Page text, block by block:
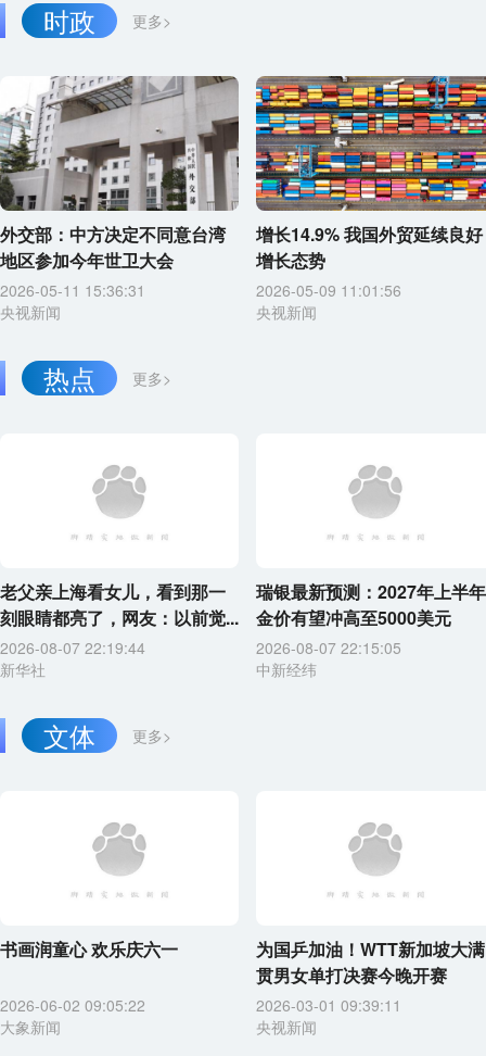
更多>
时政
外交部：中方决定不同意台湾
地区参加今年世卫大会
2026-05-11 15:36:31
央视新闻
增长14.9% 我国外贸延续良好
增长态势
2026-05-09 11:01:56
央视新闻
更多>
热点
老父亲上海看女儿，看到那一
刻眼睛都亮了，网友：以前觉...
2026-08-07 22:19:44
新华社
瑞银最新预测：2027年上半年
金价有望冲高至5000美元
2026-08-07 22:15:05
中新经纬
更多>
文体
书画润童心 欢乐庆六一
2026-06-02 09:05:22
大象新闻
为国乒加油！WTT新加坡大满
贯男女单打决赛今晚开赛
2026-03-01 09:39:11
央视新闻